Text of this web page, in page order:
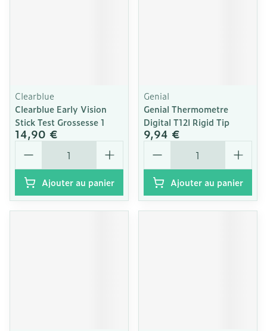
Clearblue
Clearblue Early Vision
Stick Test Grossesse 1
14,90 €
Quantité
Ajouter au panier
Genial
Genial Thermometre
Digital T12l Rigid Tip
9,94 €
Quantité
Ajouter au panier